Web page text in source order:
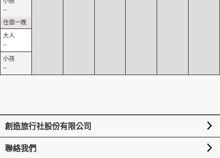
--
--
--
創造旅行社股份有限公司
聯絡我們